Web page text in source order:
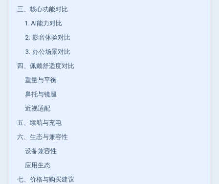
三、核心功能对比
1. AI能力对比
2. 影音体验对比
3. 办公场景对比
四、佩戴舒适度对比
重量与平衡
鼻托与镜腿
近视适配
五、续航与充电
六、生态与兼容性
设备兼容性
应用生态
七、价格与购买建议